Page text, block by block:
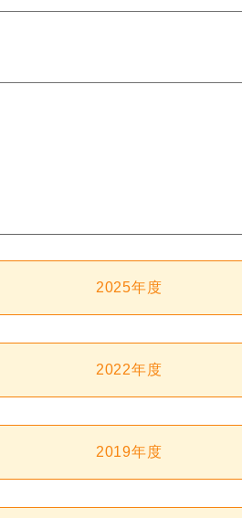
2025年度
2022年度
2019年度